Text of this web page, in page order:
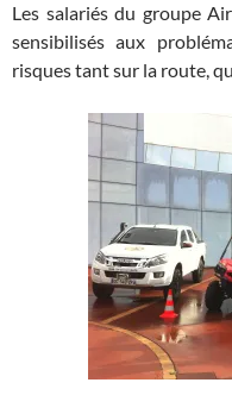
Les salariés du groupe
sensibilisés aux
risques tant sur la route,